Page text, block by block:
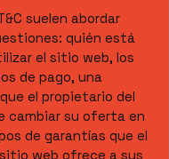
suelen abordar
quién está
el sitio web, los
de pago, una
el propietario del
cambiar su oferta en
de garantías que el
web ofrece a sus